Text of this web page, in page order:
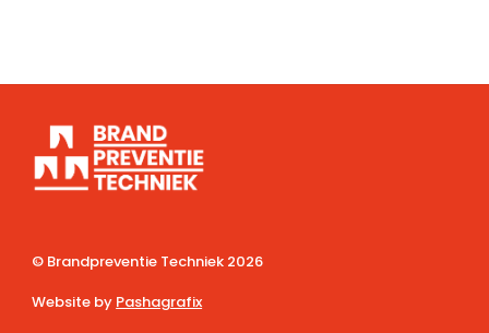
© Brandpreventie Techniek 2026
Website by Pashagrafix